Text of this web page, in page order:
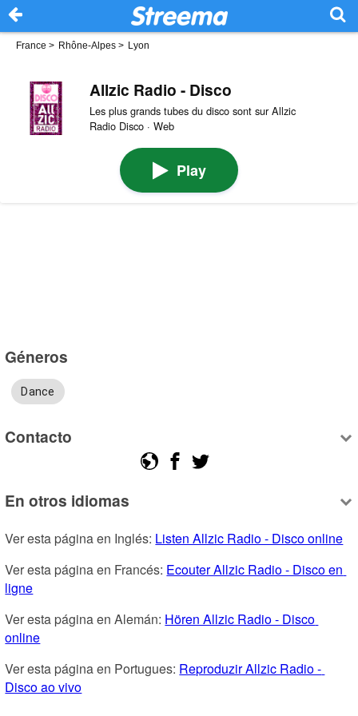
France > Rhône-Alpes > Lyon
Allzic Radio - Disco
Les plus grands tubes du disco sont sur Allzic
Radio Disco · Web
Play
Géneros
Dance
Contacto
En otros idiomas
Ver esta página en Inglés: Listen Allzic Radio - Disco online
Ver esta página en Francés: Ecouter Allzic Radio - Disco en
ligne
Ver esta página en Alemán: Hören Allzic Radio - Disco
online
Ver esta página en Portugues: Reproduzir Allzic Radio -
Disco ao vivo